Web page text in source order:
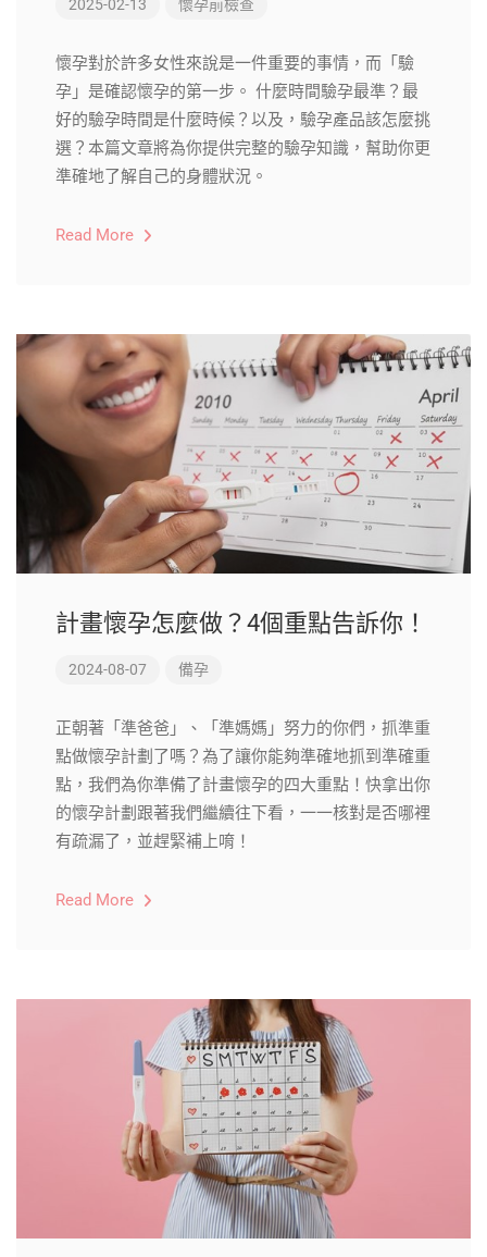
2025-02-13 懷孕前檢查
懷孕對於許多女性來說是一件重要的事情，而「驗
孕」是確認懷孕的第一步。 什麼時間驗孕最準？最
好的驗孕時間是什麼時候？以及，驗孕產品該怎麼挑
選？本篇文章將為你提供完整的驗孕知識，幫助你更
準確地了解自己的身體狀況。
Read More
計畫懷孕怎麼做？4個重點告訴你！
2024-08-07 備孕
正朝著「準爸爸」、「準媽媽」努力的你們，抓準重
點做懷孕計劃了嗎？為了讓你能夠準確地抓到準確重
點，我們為你準備了計畫懷孕的四大重點！快拿出你
的懷孕計劃跟著我們繼續往下看，一一核對是否哪裡
有疏漏了，並趕緊補上唷！
Read More